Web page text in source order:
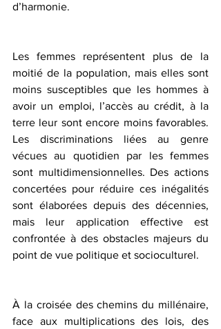
d’harmonie.
Les femmes représentent plus de la
moitié de la population, mais elles sont
moins susceptibles que les hommes à
avoir un emploi, l’accès au crédit, à la
terre leur sont encore moins favorables.
Les discriminations liées au genre
vécues au quotidien par les femmes
sont multidimensionnelles. Des actions
concertées pour réduire ces inégalités
sont élaborées depuis des décennies,
mais leur application effective est
confrontée à des obstacles majeurs du
point de vue politique et socioculturel.
À la croisée des chemins du millénaire,
face aux multiplications des lois, des